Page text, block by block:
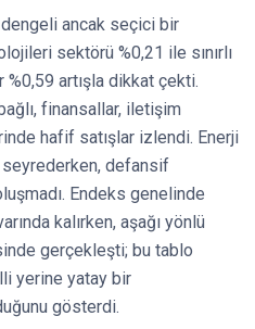
dengeli ancak seçici bir
sektörü %0,21 ile sınırlı
artışla dikkat çekti.
finansallar, iletişim
hafif satışlar izlendi. Enerji
seyrederken, defansif
Endeks genelinde
kalırken, aşağı yönlü
gerçekleşti; bu tablo
yerine yatay bir
gösterdi.